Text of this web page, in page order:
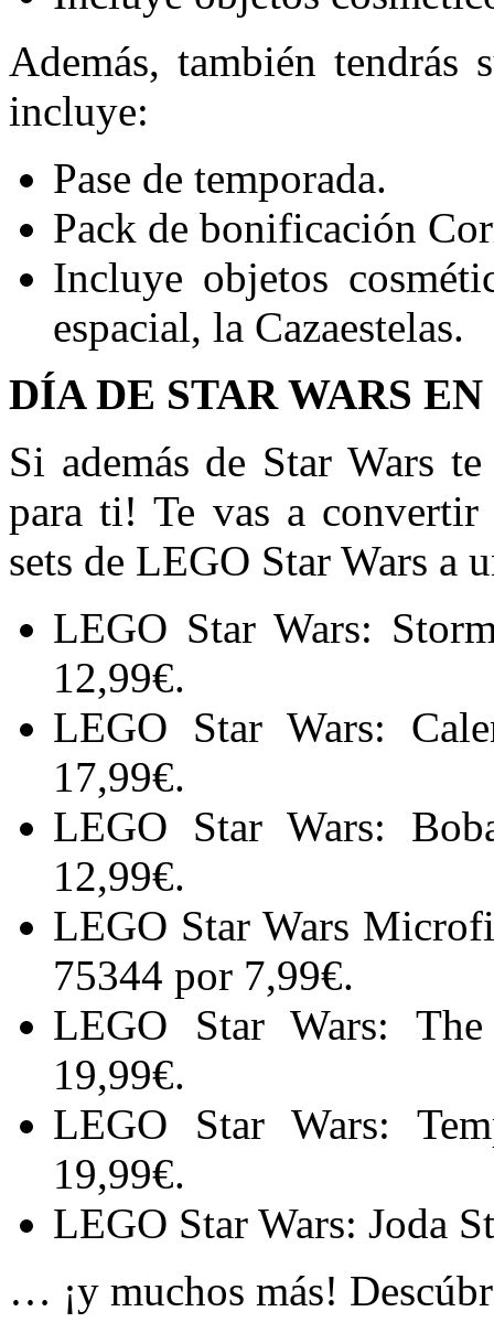
Además, también
incluye:
Pase de temporada.
Pack de bonificación
Incluye objetos
espacial, la Cazaestelas.
DÍA DE STAR WARS
Si además de Star Wars
para ti! Te vas a
sets de LEGO Star Wars a
LEGO Star Wars:
12,99€.
LEGO Star Wars:
17,99€.
LEGO Star Wars:
12,99€.
LEGO Star Wars
75344 por 7,99€.
LEGO Star Wars:
19,99€.
LEGO Star Wars:
19,99€.
LEGO Star Wars: Joda
… ¡y muchos más!